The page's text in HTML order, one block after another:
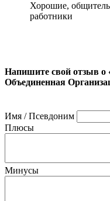
Хорошие,
работники
Напишите свой отзыв
Объединенная
Имя / Псевдоним
Плюсы
Минусы